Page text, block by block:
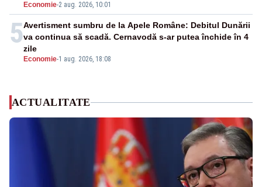
Economie-2 aug. 2026, 10:01
5
Economie-1 aug. 2026, 18:08
Avertisment sumbru de la Apele Române: Debitul Dunării
va continua să scadă. Cernavodă s-ar putea închide în 4
zile
ACTUALITATE